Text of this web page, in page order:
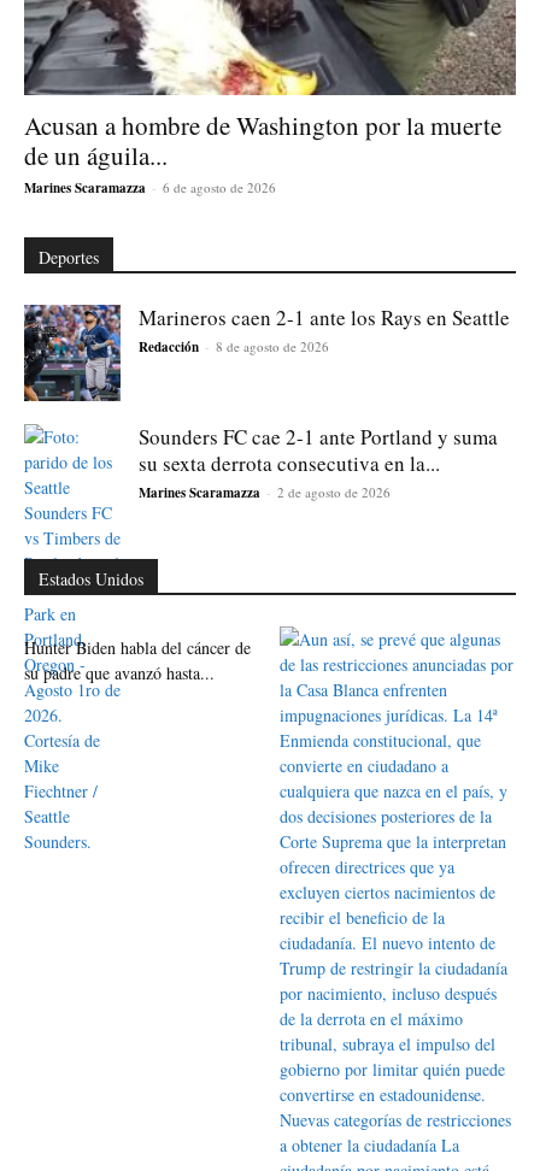
Acusan a hombre de Washington por la muerte
de un águila...
Marines Scaramazza - 6 de agosto de 2026
Deportes
Marineros caen 2-1 ante los Rays en Seattle
Redacción - 8 de agosto de 2026
Sounders FC cae 2-1 ante Portland y suma
su sexta derrota consecutiva en la...
Marines Scaramazza - 2 de agosto de 2026
Estados Unidos
Hunter Biden habla del cáncer de
su padre que avanzó hasta...